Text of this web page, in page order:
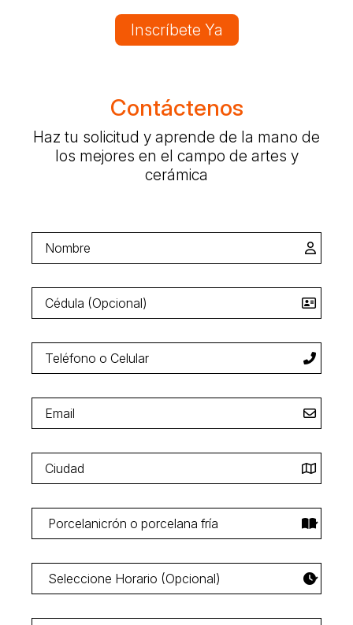
Inscríbete Ya
Contáctenos
Haz tu solicitud y aprende de la mano de
los mejores en el campo de artes y
cerámica